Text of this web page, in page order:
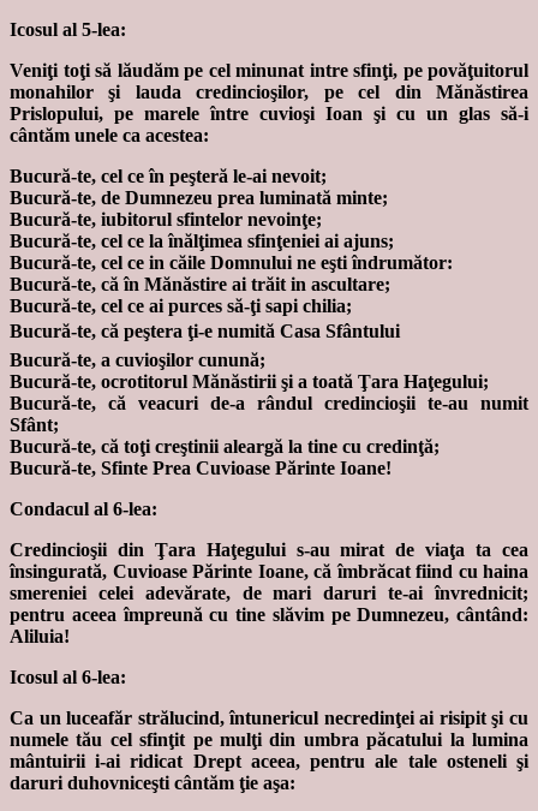
Icosul al 5-lea:
Veniţi toţi să lăudăm pe cel minunat intre sfinţi, pe povăţuitorul
monahilor şi lauda credincioşilor, pe cel din Mănăstirea
Prislopului, pe marele între cuvioşi Ioan şi cu un glas să-i
cântăm unele ca acestea:
Bucură-te, cel ce în peşteră le-ai nevoit;
Bucură-te, de Dumnezeu prea luminată minte;
Bucură-te, iubitorul sfintelor nevoinţe;
Bucură-te, cel ce la înălţimea sfinţeniei ai ajuns;
Bucură-te, cel ce in căile Domnului ne eşti îndrumător:
Bucură-te, că în Mănăstire ai trăit in ascultare;
Bucură-te, cel ce ai purces să-ţi sapi chilia;
Bucură-te, că peştera ţi-e numită Casa Sfântului
Bucură-te, a cuvioşilor cunună;
Bucură-te, ocrotitorul Mănăstirii şi a toată Ţara Haţegului;
Bucură-te, că veacuri de-a rândul credincioşii te-au numit
Sfânt;
Bucură-te, că toţi creştinii aleargă la tine cu credinţă;
Bucură-te, Sfinte Prea Cuvioase Părinte Ioane!
Condacul al 6-lea:
Credincioşii din Ţara Haţegului s-au mirat de viaţa ta cea
însingurată, Cuvioase Părinte Ioane, că îmbrăcat fiind cu haina
smereniei celei adevărate, de mari daruri te-ai învrednicit;
pentru aceea împreună cu tine slăvim pe Dumnezeu, cântând:
Aliluia!
Icosul al 6-lea:
Ca un luceafăr strălucind, întunericul necredinţei ai risipit şi cu
numele tău cel sfinţit pe mulţi din umbra păcatului la lumina
mântuirii i-ai ridicat Drept aceea, pentru ale tale osteneli şi
daruri duhovniceşti cântăm ţie aşa: